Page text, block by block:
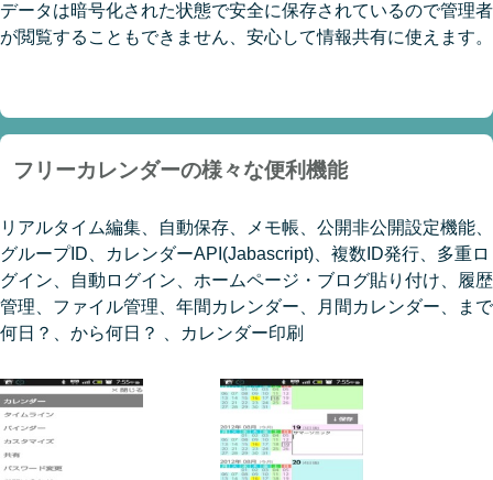
データは暗号化された状態で安全に保存されているので管理者
が閲覧することもできません、安心して情報共有に使えます。
フリーカレンダーの様々な便利機能
リアルタイム編集、自動保存、メモ帳、公開非公開設定機能、
グループID、カレンダーAPI(Jabascript)、複数ID発行、多重ロ
グイン、自動ログイン、ホームページ・ブログ貼り付け、履歴
管理、ファイル管理、年間カレンダー、月間カレンダー、まで
何日？、から何日？ 、カレンダー印刷